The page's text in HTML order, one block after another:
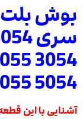
بوش بلت
5054 5055 6054 2554
آشنایی با این